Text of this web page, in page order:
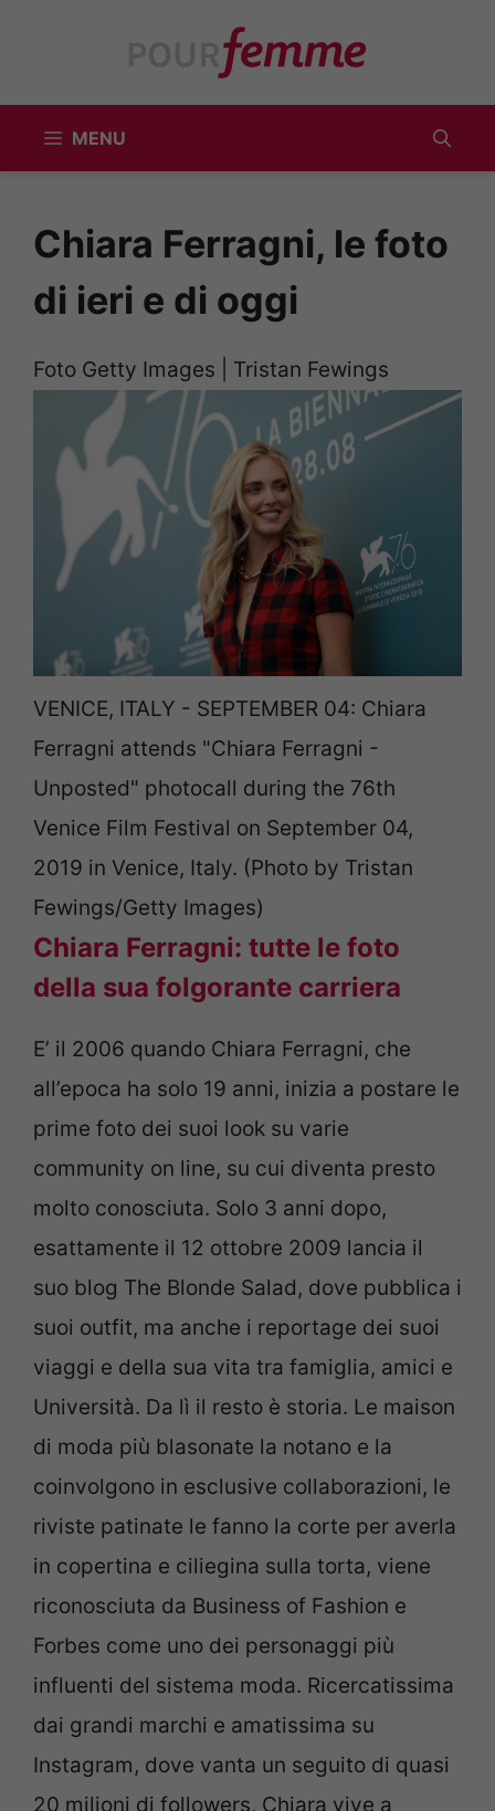
MENU
Chiara Ferragni, le foto
di ieri e di oggi
Foto Getty Images | Tristan Fewings
VENICE, ITALY - SEPTEMBER 04: Chiara
Ferragni attends "Chiara Ferragni -
Unposted" photocall during the 76th
Venice Film Festival on September 04,
2019 in Venice, Italy. (Photo by Tristan
Fewings/Getty Images)
Chiara Ferragni: tutte le foto
della sua folgorante carriera
E’ il 2006 quando Chiara Ferragni, che
all’epoca ha solo 19 anni, inizia a postare le
prime foto dei suoi look su varie
community on line, su cui diventa presto
molto conosciuta. Solo 3 anni dopo,
esattamente il 12 ottobre 2009 lancia il
suo blog The Blonde Salad, dove pubblica i
suoi outfit, ma anche i reportage dei suoi
viaggi e della sua vita tra famiglia, amici e
Università. Da lì il resto è storia. Le maison
di moda più blasonate la notano e la
coinvolgono in esclusive collaborazioni, le
riviste patinate le fanno la corte per averla
in copertina e ciliegina sulla torta, viene
riconosciuta da Business of Fashion e
Forbes come uno dei personaggi più
influenti del sistema moda. Ricercatissima
dai grandi marchi e amatissima su
Instagram, dove vanta un seguito di quasi
20 milioni di followers, Chiara vive a